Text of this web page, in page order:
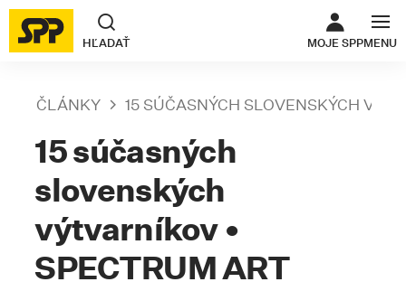
HĽADAŤ MOJE SPP
ODKAZ SA
MENU
ČLÁNKY 15 SÚČASNÝCH SLOVENSKÝCH
15 súčasných
slovenských
výtvarníkov •
SPECTRUM ART